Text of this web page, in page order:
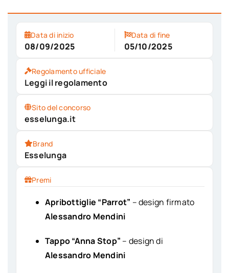
Data di inizio
08/09/2025
Data di fine
05/10/2025
Regolamento ufficiale
Leggi il regolamento
Sito del concorso
esselunga.it
Brand
Esselunga
Premi
Apribottiglie “Parrot” – design firmato
Alessandro Mendini
Tappo “Anna Stop” – design di
Alessandro Mendini